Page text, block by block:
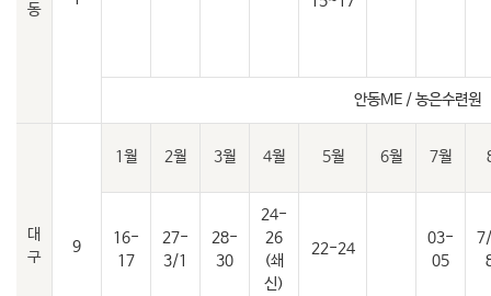
동
안동ME / 농은수련원
대
구
9
1월 2월 3월 4월 5월 6월 7월
16-
17
27-
3/1
28-
30
24-
26
(쇄
신)
22-24
03-
05